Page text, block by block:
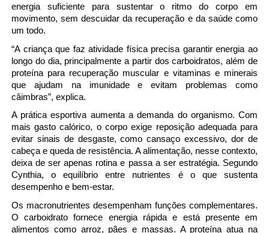
energia suficiente para sustentar o ritmo do corpo em
movimento, sem descuidar da recuperação e da saúde como
um todo.
“A criança que faz atividade física precisa garantir energia ao
longo do dia, principalmente a partir dos carboidratos, além de
proteína para recuperação muscular e vitaminas e minerais
que ajudam na imunidade e evitam problemas como
câimbras”, explica.
A prática esportiva aumenta a demanda do organismo. Com
mais gasto calórico, o corpo exige reposição adequada para
evitar sinais de desgaste, como cansaço excessivo, dor de
cabeça e queda de resistência. A alimentação, nesse contexto,
deixa de ser apenas rotina e passa a ser estratégia. Segundo
Cynthia, o equilíbrio entre nutrientes é o que sustenta
desempenho e bem-estar.
Os macronutrientes desempenham funções complementares.
O carboidrato fornece energia rápida e está presente em
alimentos como arroz, pães e massas. A proteína atua na